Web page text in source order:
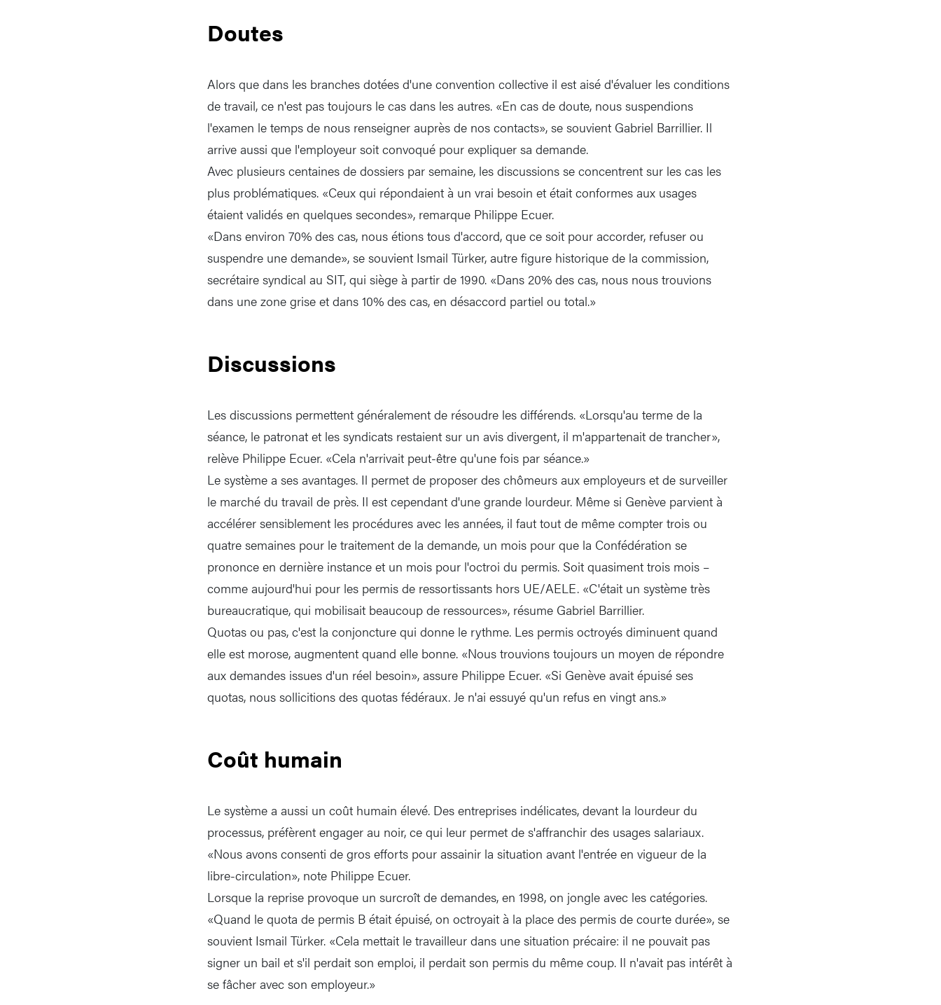
Doutes
Alors que dans les branches dotées d'une convention collective il est aisé d'évaluer les conditions
de travail, ce n'est pas toujours le cas dans les autres. «En cas de doute, nous suspendions
l'examen le temps de nous renseigner auprès de nos contacts», se souvient Gabriel Barrillier. Il
arrive aussi que l'employeur soit convoqué pour expliquer sa demande.
Avec plusieurs centaines de dossiers par semaine, les discussions se concentrent sur les cas les
plus problématiques. «Ceux qui répondaient à un vrai besoin et était conformes aux usages
étaient validés en quelques secondes», remarque Philippe Ecuer.
«Dans environ 70% des cas, nous étions tous d'accord, que ce soit pour accorder, refuser ou
suspendre une demande», se souvient Ismail Türker, autre figure historique de la commission,
secrétaire syndical au SIT, qui siège à partir de 1990. «Dans 20% des cas, nous nous trouvions
dans une zone grise et dans 10% des cas, en désaccord partiel ou total.»
Discussions
Les discussions permettent généralement de résoudre les différends. «Lorsqu'au terme de la
séance, le patronat et les syndicats restaient sur un avis divergent, il m'appartenait de trancher»,
relève Philippe Ecuer. «Cela n'arrivait peut-être qu'une fois par séance.»
Le système a ses avantages. Il permet de proposer des chômeurs aux employeurs et de surveiller
le marché du travail de près. Il est cependant d'une grande lourdeur. Même si Genève parvient à
accélérer sensiblement les procédures avec les années, il faut tout de même compter trois ou
quatre semaines pour le traitement de la demande, un mois pour que la Confédération se
prononce en dernière instance et un mois pour l'octroi du permis. Soit quasiment trois mois –
comme aujourd'hui pour les permis de ressortissants hors UE/AELE. «C'était un système très
bureaucratique, qui mobilisait beaucoup de ressources», résume Gabriel Barrillier.
Quotas ou pas, c'est la conjoncture qui donne le rythme. Les permis octroyés diminuent quand
elle est morose, augmentent quand elle bonne. «Nous trouvions toujours un moyen de répondre
aux demandes issues d'un réel besoin», assure Philippe Ecuer. «Si Genève avait épuisé ses
quotas, nous sollicitions des quotas fédéraux. Je n'ai essuyé qu'un refus en vingt ans.»
Coût humain
Le système a aussi un coût humain élevé. Des entreprises indélicates, devant la lourdeur du
processus, préfèrent engager au noir, ce qui leur permet de s'affranchir des usages salariaux.
«Nous avons consenti de gros efforts pour assainir la situation avant l'entrée en vigueur de la
libre-circulation», note Philippe Ecuer.
Lorsque la reprise provoque un surcroît de demandes, en 1998, on jongle avec les catégories.
«Quand le quota de permis B était épuisé, on octroyait à la place des permis de courte durée», se
souvient Ismail Türker. «Cela mettait le travailleur dans une situation précaire: il ne pouvait pas
signer un bail et s'il perdait son emploi, il perdait son permis du même coup. Il n'avait pas intérêt à
se fâcher avec son employeur.»